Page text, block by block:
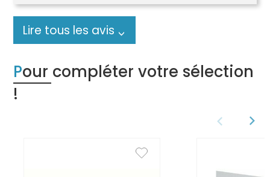
Lire tous les avis
Pour compléter votre sélection
!